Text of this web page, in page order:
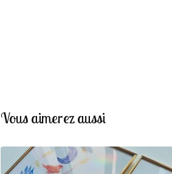
Vous aimerez aussi